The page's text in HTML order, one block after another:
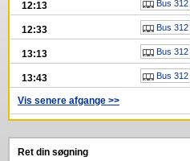
12:13 Bus 312
12:33 Bus 312
13:13 Bus 312
13:43 Bus 312
Vis senere afgange >>
Ret din søgning